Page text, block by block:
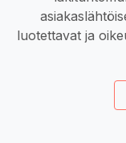
luotettavat ja